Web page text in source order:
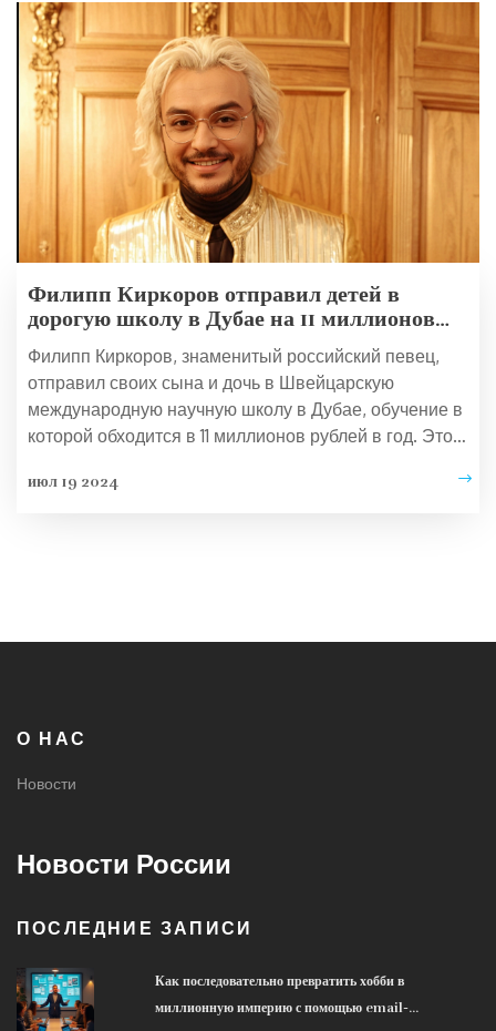
Филипп Киркоров отправил детей в
дорогую школу в Дубае на 11 миллионов
рублей в год
Филипп Киркоров, знаменитый российский певец,
отправил своих сына и дочь в Швейцарскую
международную научную школу в Дубае, обучение в
которой обходится в 11 миллионов рублей в год. Это
обеспечивания высокого уровня образования своим
июл 19 2024
О НАС
Новости
Новости России
ПОСЛЕДНИЕ ЗАПИСИ
Как последовательно превратить хобби в
миллионную империю с помощью email-